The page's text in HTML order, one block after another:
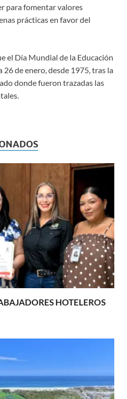
para fomentar valores
prácticas en favor del
el Día Mundial de la Educación
26 de enero, desde 1975, tras la
donde fueron trazadas las
HOTELEROS